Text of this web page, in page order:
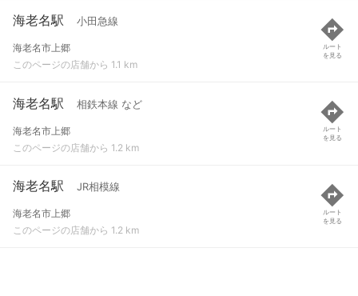
海老名駅 小田急線
海老名市上郷
このページの店舗から 1.1 km
ルート
を見る
海老名駅 相鉄本線 など
海老名市上郷
このページの店舗から 1.2 km
ルート
を見る
海老名駅 JR相模線
海老名市上郷
このページの店舗から 1.2 km
ルート
を見る